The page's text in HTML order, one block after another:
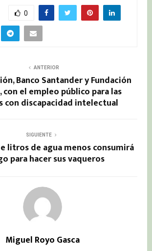
0
ANTERIOR
Banco Santander y Fundación
con el empleo público para las
con discapacidad intelectual
SIGUIENTE
litros de agua menos consumirá
para hacer sus vaqueros
Miguel Royo Gasca